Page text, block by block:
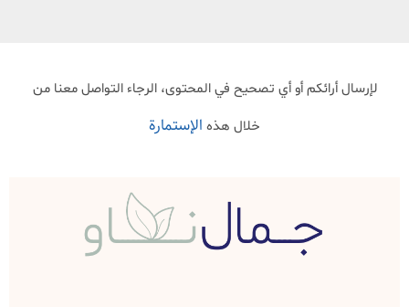
لإرسال أرائكم أو أي تصحيح في المحتوى، الرجاء التواصل معنا من
خلال هذه الإستمارة